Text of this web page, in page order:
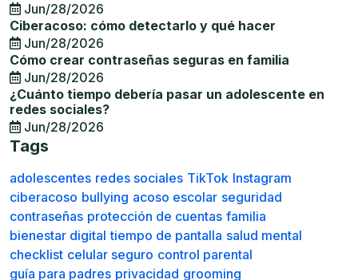
Jun/28/2026
Ciberacoso: cómo detectarlo y qué hacer
Jun/28/2026
Cómo crear contraseñas seguras en familia
Jun/28/2026
¿Cuánto tiempo debería pasar un adolescente en
redes sociales?
Jun/28/2026
Tags
adolescentes redes sociales TikTok Instagram
ciberacoso bullying acoso escolar seguridad
contraseñas protección de cuentas familia
bienestar digital tiempo de pantalla salud mental
checklist celular seguro control parental
guía para padres privacidad grooming